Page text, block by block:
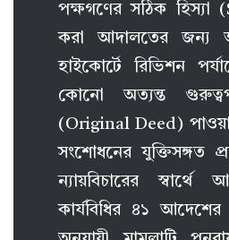
পক্ষগণের সঠিক হিস্যা
করা আদালতের জন্য
হাইকোর্টে রিভিশন
কোনো অত্যন্ত
(Original Deed)
সংশোধনের যুক্তিসঙ্গত
ন্যায়বিচারের স্বার্থে
কার্যবিধির ৪১